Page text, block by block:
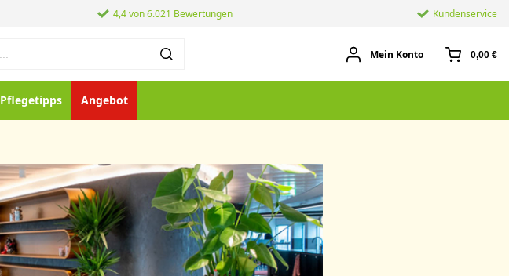
4,4 von 6.021 Bewertungen Kundenservice
Mein Konto 0,00 €
Pflegetipps Angebot